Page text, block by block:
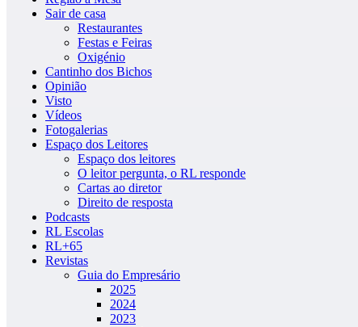
Sair de casa
Restaurantes
Festas e Feiras
Oxigénio
Cantinho dos Bichos
Opinião
Visto
Vídeos
Fotogalerias
Espaço dos Leitores
Espaço dos leitores
O leitor pergunta, o RL responde
Cartas ao diretor
Direito de resposta
Podcasts
RL Escolas
RL+65
Revistas
Guia do Empresário
2025
2024
2023